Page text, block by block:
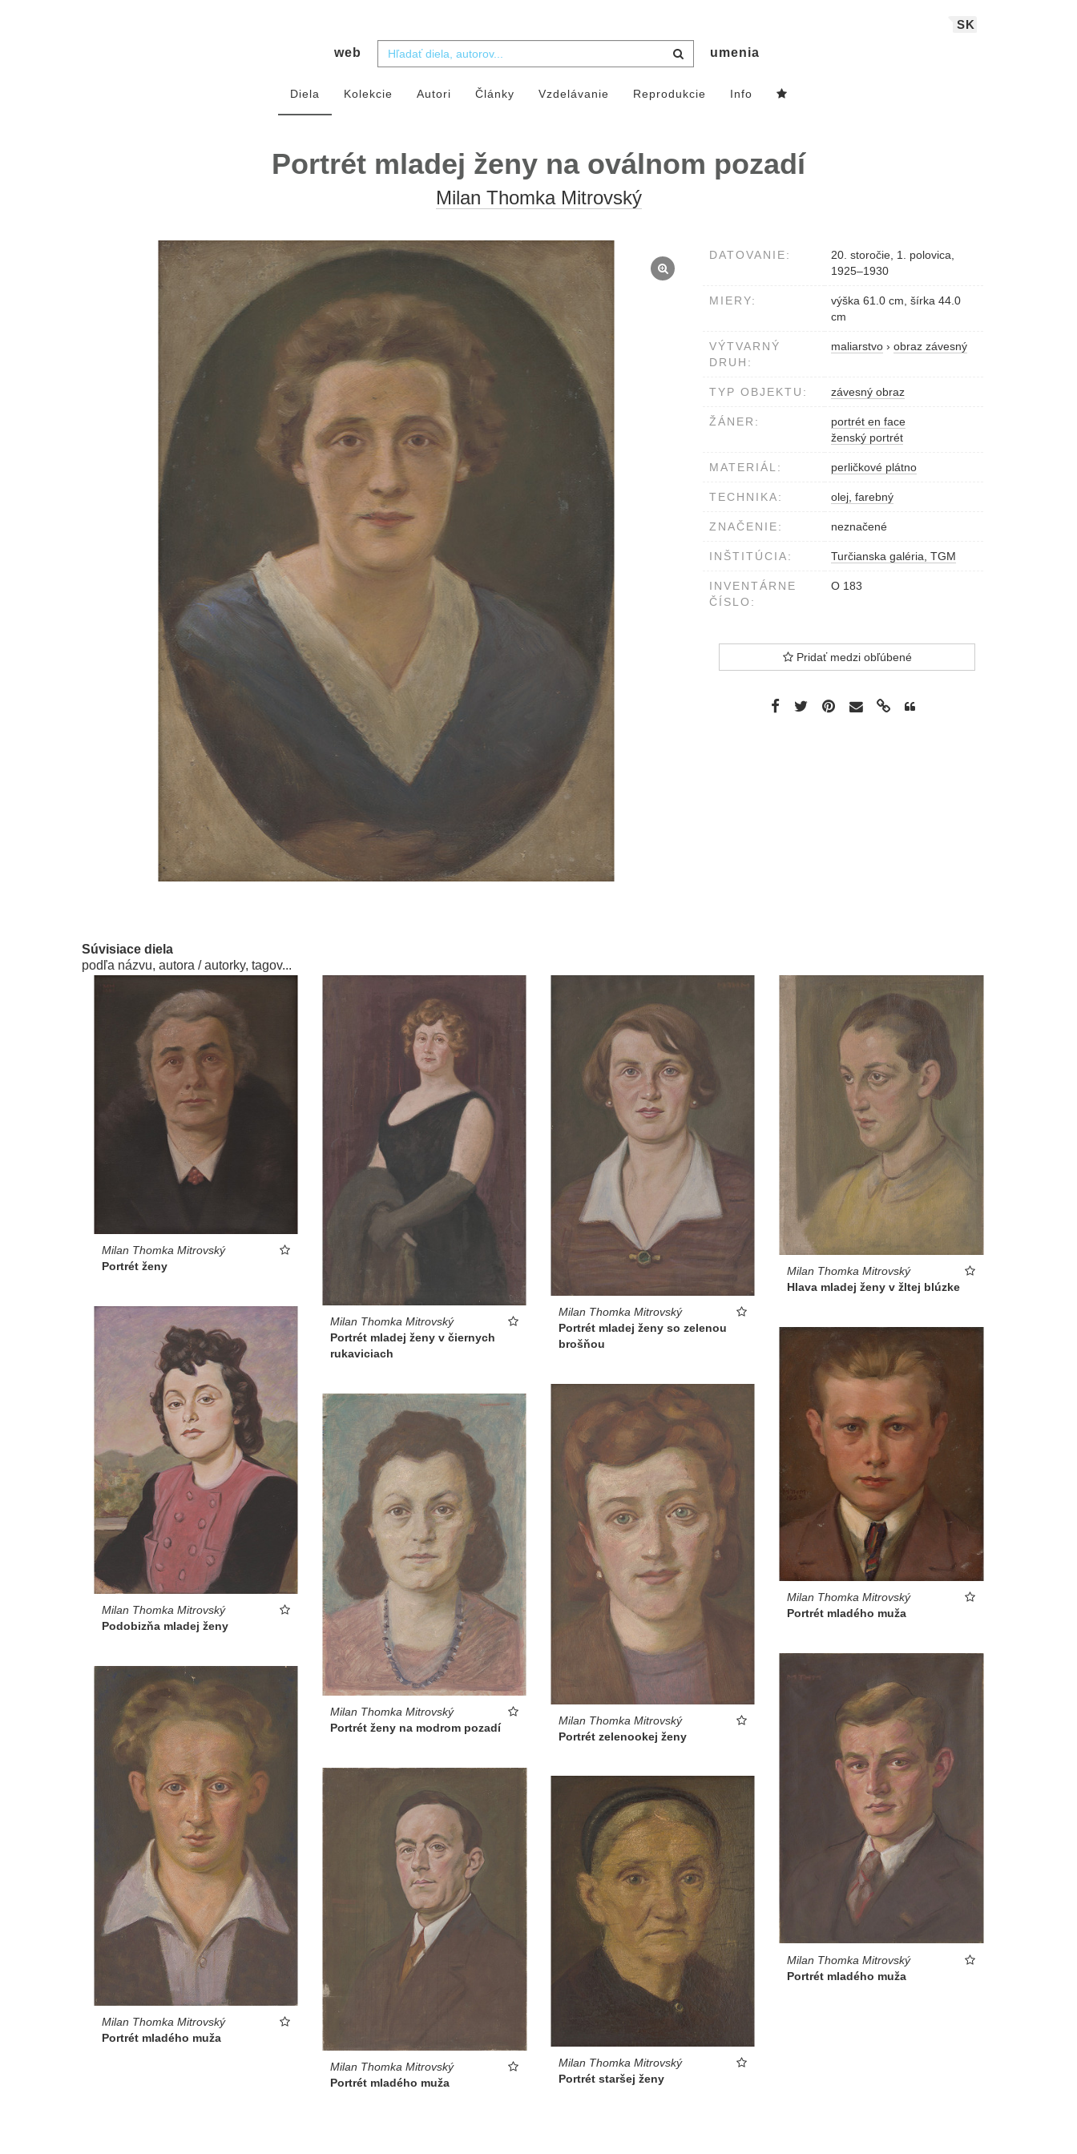
SK
web umenia
Diela Kolekcie Autori Články Vzdelávanie Reprodukcie Info
Portrét mladej ženy na oválnom pozadí
Milan Thomka Mitrovský
DATOVANIE:
20. storočie, 1. polovica,
1925–1930
MIERY:
výška 61.0 cm, šírka 44.0
cm
VÝTVARNÝ
DRUH:
maliarstvo › obraz závesný
TYP OBJEKTU: závesný obraz
ŽÁNER:
portrét en face
ženský portrét
MATERIÁL: perličkové plátno
TECHNIKA: olej, farebný
ZNAČENIE: neznačené
INŠTITÚCIA: Turčianska galéria, TGM
INVENTÁRNE
ČÍSLO:
O 183
Pridať medzi obľúbené
Súvisiace diela
podľa názvu, autora / autorky, tagov...
Milan Thomka Mitrovský
Portrét ženy
Milan Thomka Mitrovský
Portrét mladej ženy v čiernych
rukaviciach
Milan Thomka Mitrovský
Portrét mladej ženy so zelenou
brošňou
Milan Thomka Mitrovský
Hlava mladej ženy v žltej blúzke
Milan Thomka Mitrovský
Podobizňa mladej ženy
Milan Thomka Mitrovský
Portrét mladého muža
Milan Thomka Mitrovský
Portrét zelenookej ženy
Milan Thomka Mitrovský
Portrét ženy na modrom pozadí
Milan Thomka Mitrovský
Portrét mladého muža
Milan Thomka Mitrovský
Portrét mladého muža
Milan Thomka Mitrovský
Portrét mladého muža
Milan Thomka Mitrovský
Portrét staršej ženy